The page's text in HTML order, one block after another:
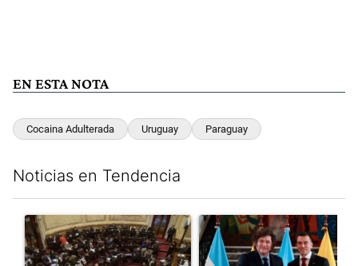
EN ESTA NOTA
Cocaina Adulterada Uruguay Paraguay
Noticias en Tendencia
Un artículo de tendencia con el título "El Senado dio media
Un artículo de tendencia con